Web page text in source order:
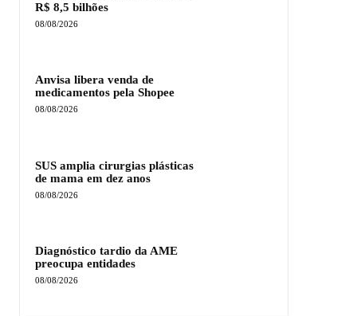
R$ 8,5 bilhões
08/08/2026
Anvisa libera venda de
medicamentos pela Shopee
08/08/2026
SUS amplia cirurgias plásticas
de mama em dez anos
08/08/2026
Diagnóstico tardio da AME
preocupa entidades
08/08/2026